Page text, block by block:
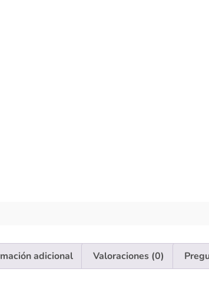
adicional Valoraciones (0)